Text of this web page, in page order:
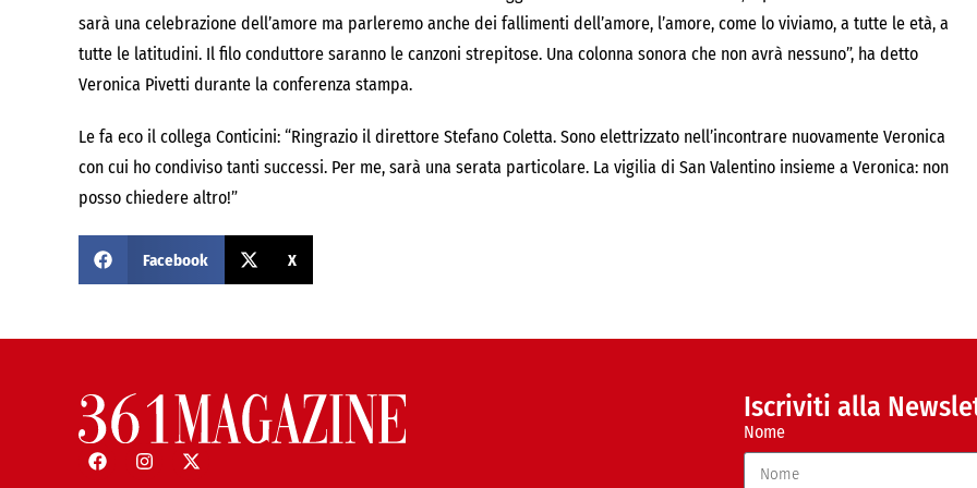
sarà una celebrazione dell’amore ma parleremo anche dei fallimenti dell’amore, l’amore, come lo viviamo, a tutte le età, a
tutte le latitudini. Il filo conduttore saranno le canzoni strepitose. Una colonna sonora che non avrà nessuno”, ha detto
Veronica Pivetti durante la conferenza stampa.
Le fa eco il collega Conticini: “Ringrazio il direttore Stefano Coletta. Sono elettrizzato nell’incontrare nuovamente Veronica
con cui ho condiviso tanti successi. Per me, sarà una serata particolare. La vigilia di San Valentino insieme a Veronica: non
posso chiedere altro!”
Facebook X
Iscriviti alla
Nome